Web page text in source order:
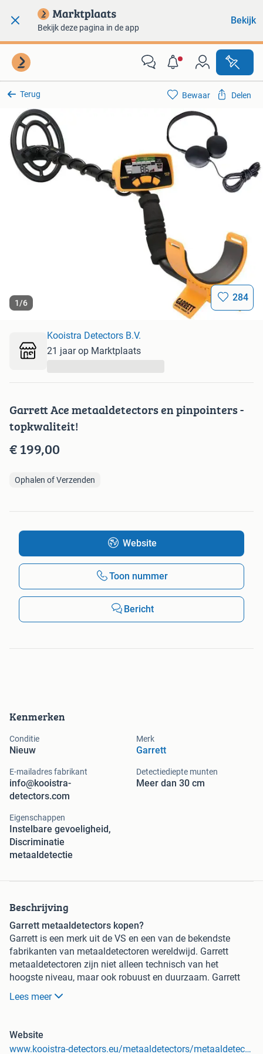
Bekijk deze pagina in de app
Bekijk
Terug
1/6 284
Kenmerken
Conditie
Nieuw
Merk
Garrett
E-mailadres fabrikant
info@kooistra-
detectors.com
Detectiediepte munten
Meer dan 30 cm
Eigenschappen
Instelbare gevoeligheid,
Discriminatie
metaaldetectie
Beschrijving
Garrett metaaldetectors kopen?
Garrett is een merk uit de VS en een van de bekendste
fabrikanten van metaaldetectoren wereldwijd. Garrett
metaaldetectoren zijn niet alleen technisch van het
hoogste niveau, maar ook robuust en duurzaam. Garrett
heeft verschillende series metaaldetectors die zijn
afgestemd op elk vaardigheidsniveau van de detectorist.
De ACE-serie is voornamelijk voor beginners tot
gevorderden en is uitgerust met alles wat een
Lees meer
Website
www.kooistra-detectors.eu/metaaldetectors/metaaldetectors-op-merk/garrett/
Bewaar Delen
Garrett Ace metaaldetectors en pinpointers -
topkwaliteit!
€ 199,00
Ophalen of Verzenden
Kooistra Detectors B.V.
21 jaar op Marktplaats
Website
Toon nummer
Bericht